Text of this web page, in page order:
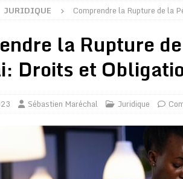
JURIDIQUE Comprendre la Rupture de la
la Rupture
Droits et
Sébastien Maréchal Juridique